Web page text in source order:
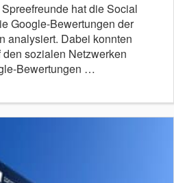
hat die Social
Google-Bewertungen der
analysiert. Dabei konnten
sozialen Netzwerken
Bewertungen …